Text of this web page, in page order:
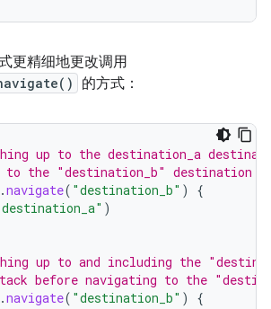
更精细地更改调用
的方式：
up to the destination_a
the "destination_b" destination
.navigate( "destination_b" )
{
)
up to and including the
before navigating to the
.navigate( "destination_b" )
{